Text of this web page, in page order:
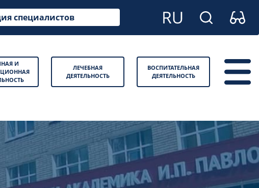
специалистов
И
ЛЕЧЕБНАЯ
ДЕЯТЕЛЬНОСТЬ
ВОСПИТАТЕЛЬНАЯ
ДЕЯТЕЛЬНОСТЬ